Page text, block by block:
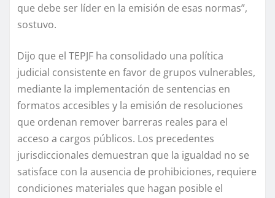
que debe ser líder en la emisión de esas normas”,
sostuvo.
Dijo que el TEPJF ha consolidado una política
judicial consistente en favor de grupos vulnerables,
mediante la implementación de sentencias en
formatos accesibles y la emisión de resoluciones
que ordenan remover barreras reales para el
acceso a cargos públicos. Los precedentes
jurisdiccionales demuestran que la igualdad no se
satisface con la ausencia de prohibiciones, requiere
condiciones materiales que hagan posible el